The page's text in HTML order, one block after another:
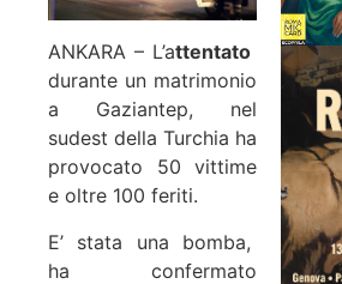
ANKARA – L’attentato
durante un matrimonio
a Gaziantep, nel
sudest della Turchia ha
provocato 50 vittime
e oltre 100 feriti.
E’ stata una bomba,
ha confermato